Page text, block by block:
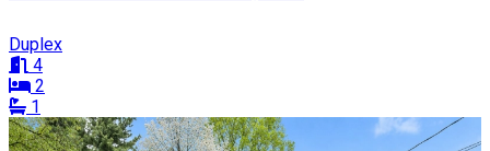
Duplex
4
2
1